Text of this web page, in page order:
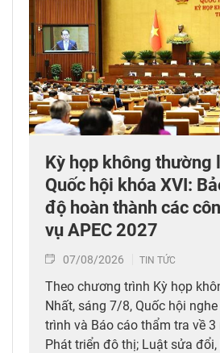
Kỳ họp không thường
Quốc hội khóa XVI:
độ hoàn thành các
vụ APEC 2027
07/08/2026 TIN TỨC
Theo chương trình Kỳ họp
Nhất, sáng 7/8, Quốc hội
trình và Báo cáo thẩm tra về
Phát triển đô thị; Luật sửa